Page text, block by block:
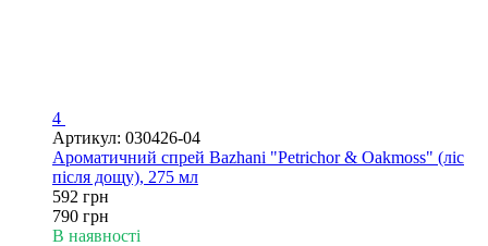
4
Артикул: 030426-04
Ароматичний спрей Bazhani "Petrichor & Oakmoss" (ліс
після дощу), 275 мл
592 грн
790 грн
В наявності